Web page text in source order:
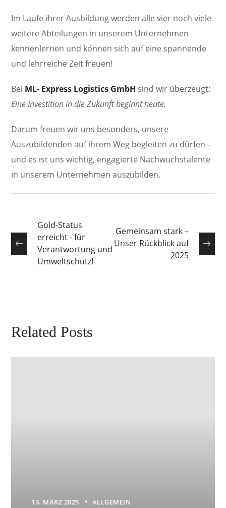
Im Laufe ihrer Ausbildung werden alle vier noch viele
weitere Abteilungen in unserem Unternehmen
kennenlernen und können sich auf eine spannende
und lehrreiche Zeit freuen!
Bei ML- Express Logistics GmbH sind wir überzeugt:
Eine Investition in die Zukunft beginnt heute.
Darum freuen wir uns besonders, unsere
Auszubildenden auf ihrem Weg begleiten zu dürfen –
und es ist uns wichtig, engagierte Nachwuchstalente
in unserem Unternehmen auszubilden.
Gold-Status
erreicht - für
Verantwortung und
Umweltschutz!
Gemeinsam stark –
Unser Rückblick auf
2025
Related Posts
13. MÄRZ 2025 ALLGEMEIN